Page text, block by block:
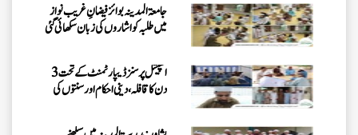
جامعۃ المدینہ بوائز فیضانِ غریب نواز
میں طلبہ کو اشاروں کی زبان سکھائی گئی
اسپیشل پرسنز ڈیپارٹمنٹ کے تحت 3
دن کا قافلہ، دینی احکام اور سنتوں کی